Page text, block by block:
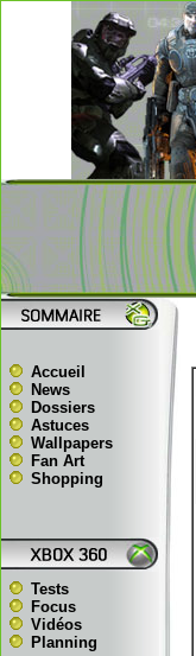
Accueil
News
Dossiers
Astuces
Wallpapers
Fan Art
Shopping
Tests
Focus
Vidéos
Planning